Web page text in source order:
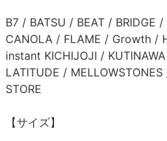
B7 / BATSU / BEAT / BRIDGE
CANOLA / FLAME / Growth /
instant KICHIJOJI /
LATITUDE /
STORE
【サイズ】